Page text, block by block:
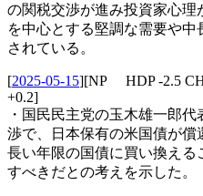
の関税交渉が進み投資家心
を中心とする堅調な需要や
されている。
[2025-05-15][NP HDP -2.5
+0.2]
・国民民主党の玉木雄一郎
渉で、日本保有の米国債が償
長い年限の国債に買い換え
すべきだとの考えを示した。